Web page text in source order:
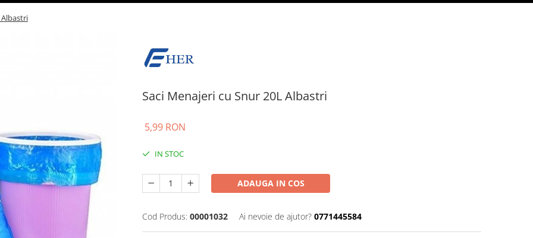
Albastri
Saci Menajeri cu Snur 20L Albastri
5,99 RON
IN STOC
ADAUGA IN COS
Cod Produs: 00001032 Ai nevoie de ajutor? 0771445584